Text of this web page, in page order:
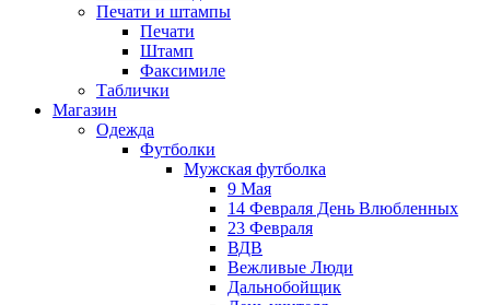
Печати и штампы
Печати
Штамп
Факсимиле
Таблички
Магазин
Одежда
Футболки
Мужская футболка
9 Мая
14 Февраля День Влюбленных
23 Февраля
ВДВ
Вежливые Люди
Дальнобойщик